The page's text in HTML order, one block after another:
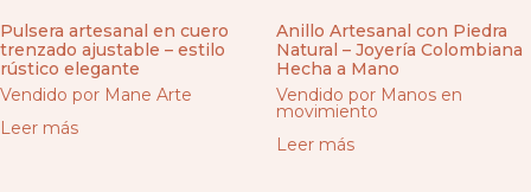
Pulsera artesanal en cuero
trenzado ajustable – estilo
rústico elegante
Vendido por Mane Arte
Leer más
Anillo Artesanal con Piedra
Natural – Joyería Colombiana
Hecha a Mano
Vendido por Manos en
movimiento
Leer más